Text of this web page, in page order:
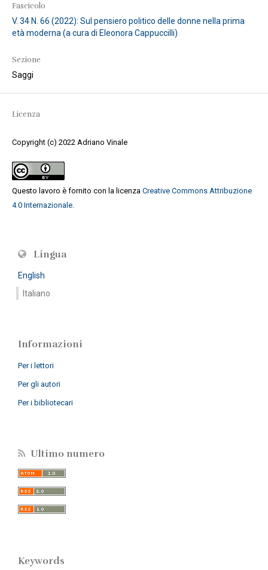
Fascicolo
V. 34 N. 66 (2022): Sul pensiero politico delle donne nella prima
età moderna (a cura di Eleonora Cappuccilli)
Sezione
Saggi
Licenza
Copyright (c) 2022 Adriano Vinale
Questo lavoro è fornito con la licenza Creative Commons Attribuzione
4.0 Internazionale.
Lingua
English
Italiano
Informazioni
Per i lettori
Per gli autori
Per i bibliotecari
Ultimo numero
Keywords